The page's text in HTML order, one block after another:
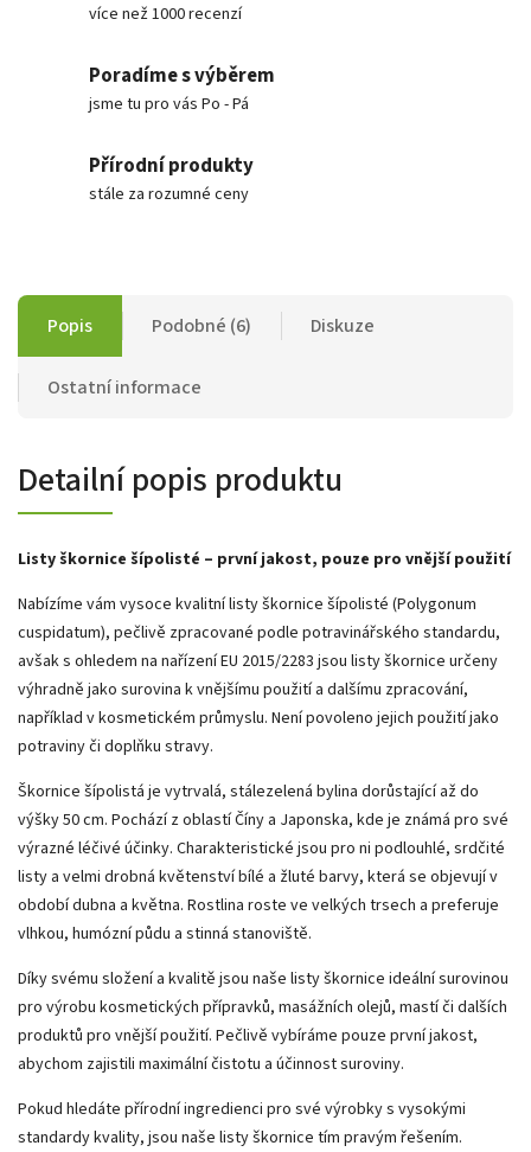
více než 1000 recenzí
Poradíme s výběrem
jsme tu pro vás Po - Pá
Přírodní produkty
stále za rozumné ceny
Popis Podobné (6) Diskuze
Ostatní informace
Detailní popis produktu
Listy škornice šípolisté – první jakost, pouze pro vnější použití
Nabízíme vám vysoce kvalitní listy škornice šípolisté (Polygonum
cuspidatum), pečlivě zpracované podle potravinářského standardu,
avšak s ohledem na nařízení EU 2015/2283 jsou listy škornice určeny
výhradně jako surovina k vnějšímu použití a dalšímu zpracování,
například v kosmetickém průmyslu. Není povoleno jejich použití jako
potraviny či doplňku stravy.
Škornice šípolistá je vytrvalá, stálezelená bylina dorůstající až do
výšky 50 cm. Pochází z oblastí Číny a Japonska, kde je známá pro své
výrazné léčivé účinky. Charakteristické jsou pro ni podlouhlé, srdčité
listy a velmi drobná květenství bílé a žluté barvy, která se objevují v
období dubna a května. Rostlina roste ve velkých trsech a preferuje
vlhkou, humózní půdu a stinná stanoviště.
Díky svému složení a kvalitě jsou naše listy škornice ideální surovinou
pro výrobu kosmetických přípravků, masážních olejů, mastí či dalších
produktů pro vnější použití. Pečlivě vybíráme pouze první jakost,
abychom zajistili maximální čistotu a účinnost suroviny.
Pokud hledáte přírodní ingredienci pro své výrobky s vysokými
standardy kvality, jsou naše listy škornice tím pravým řešením.